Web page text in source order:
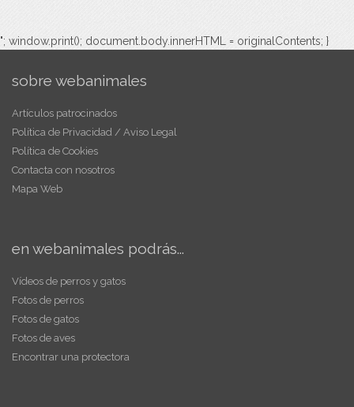
"; window.print(); document.body.innerHTML = originalContents; }
sobre webanimales
Artículos patrocinados
Política de Privacidad / Aviso Legal
Política de Cookies
Contacta con nosotros
Mapa Web
en webanimales podrás...
Vídeos de perros y gatos
Fotos de perros
Fotos de gatos
Fotos de aves
Encontrar una protectora